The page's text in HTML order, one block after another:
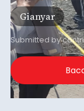
Gianyar
Submitted by